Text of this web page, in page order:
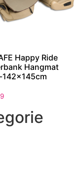
Happy Ride
Hangmat
142x145cm